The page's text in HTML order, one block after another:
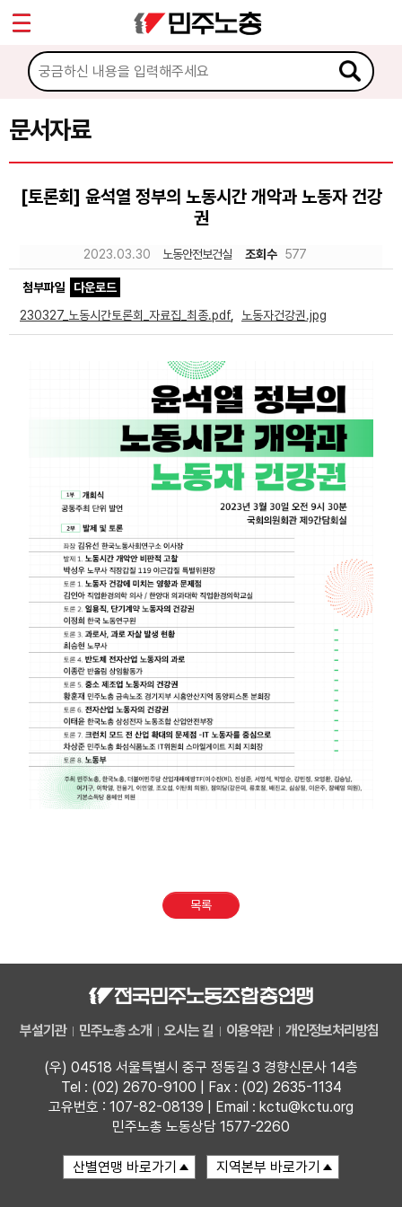
문서자료
[토론회] 윤석열 정부의 노동시간 개악과 노동자 건강
권
2023.03.30 노동안전보건실 조회수 577
첨부파일
다운로드
230327_노동시간토론회_자료집_최종.pdf
노동자건강권.jpg
목록
부설기관 민주노총 소개 오시는 길 이용약관 개인정보처리방침
(우) 04518 서울특별시 중구 정동길 3 경향신문사 14층
Tel : (02) 2670-9100 | Fax : (02) 2635-1134
고유번호 : 107-82-08139 | Email : kctu@kctu.org
민주노총 노동상담 1577-2260
마이페이지
소개
소식
문서자료
이미지자료
Sketchbook5, 스케치북5
Sketchbook5, 스케치북5